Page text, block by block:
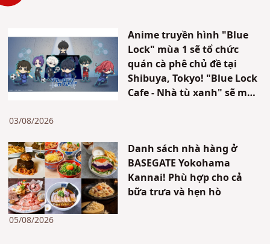
Anime truyền hình "Blue
Lock" mùa 1 sẽ tổ chức
quán cà phê chủ đề tại
Shibuya, Tokyo! "Blue Lock
Cafe - Nhà tù xanh" sẽ mở
03/08/2026
Danh sách nhà hàng ở
BASEGATE Yokohama
Kannai! Phù hợp cho cả
bữa trưa và hẹn hò
05/08/2026